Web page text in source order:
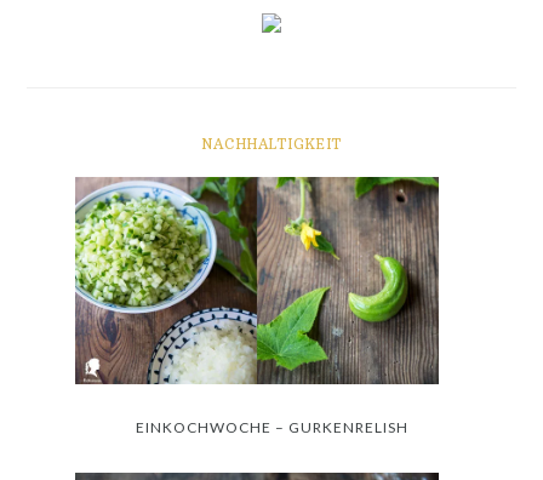
NACHHALTIGKEIT
EINKOCHWOCHE – GURKENRELISH